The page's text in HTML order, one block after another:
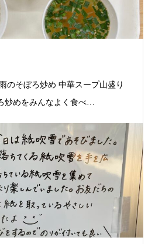
炒めをみんなよく食べ…